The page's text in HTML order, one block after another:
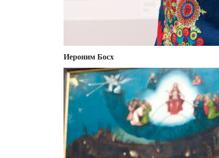
Иероним Босх